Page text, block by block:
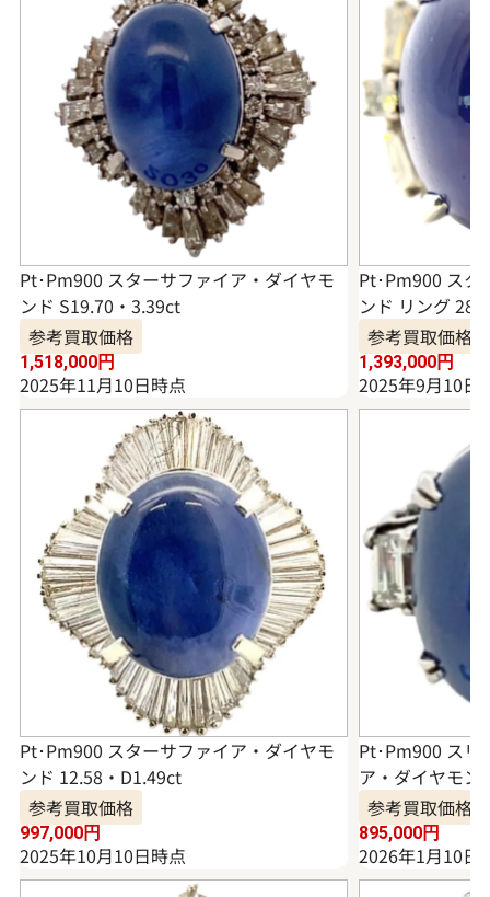
Pt･Pm900 スターサファイア・ダイヤモ
ンド S19.70・3.39ct
参考買取価格
1,518,000円
2025年11月10日時点
Pt･Pm900 スタ
ンド リング
参考買取価格
1,393,000円
2025年9月10日
Pt･Pm900 スターサファイア・ダイヤモ
ンド 12.58・D1.49ct
参考買取価格
997,000円
2025年10月10日時点
Pt･Pm900 スリ
ア・ダイヤモン
参考買取価格
895,000円
2026年1月10日